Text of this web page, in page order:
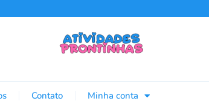
Contato Minha conta